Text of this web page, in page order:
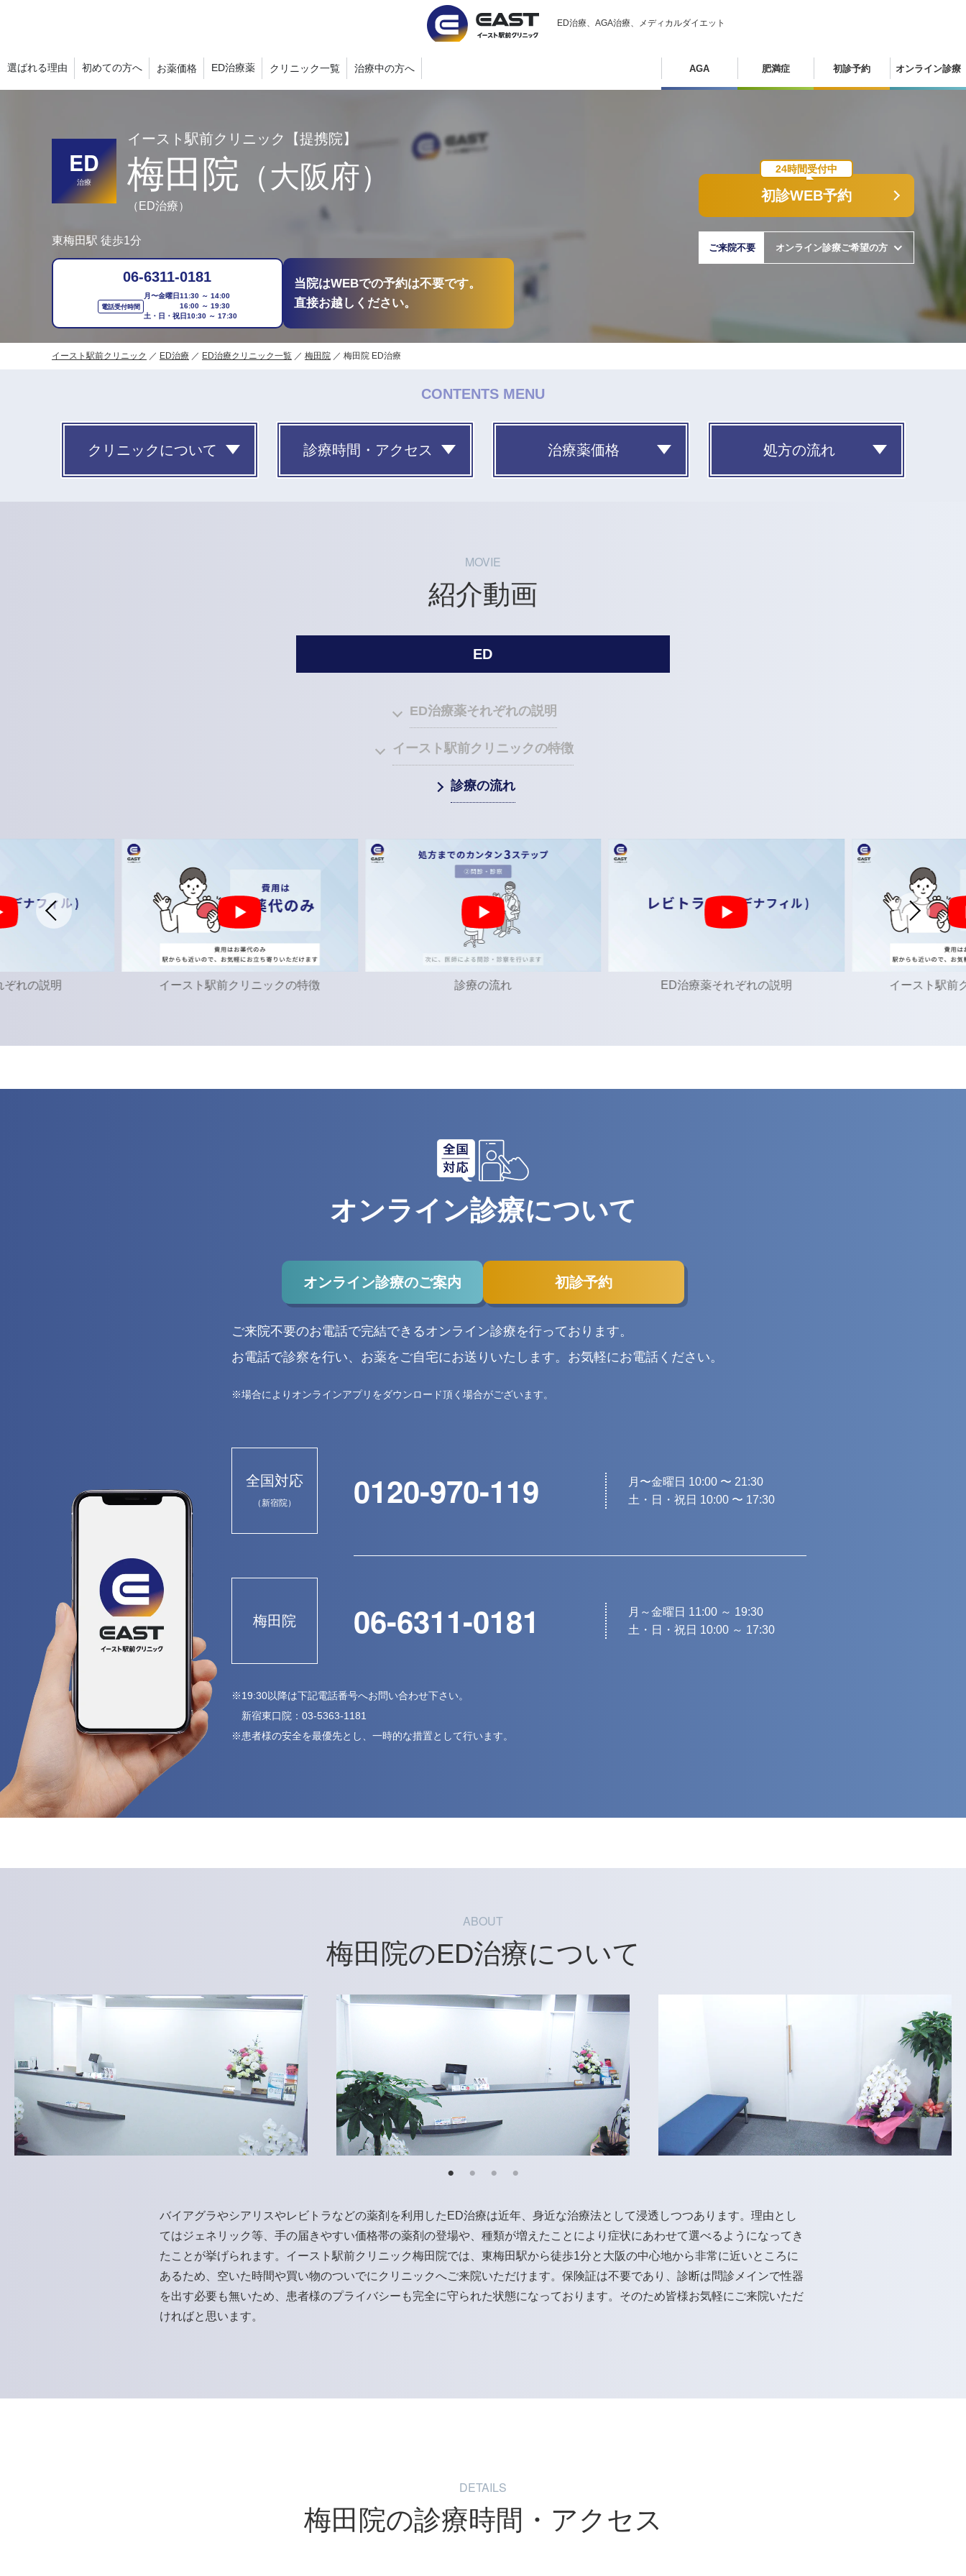
ED治療、AGA治療、 メディカルダイエット
選ばれる理由 初めての方へ お薬価格 ED治療薬 クリニック一覧 治療中の方へ AGA 肥満症 初診予約 オンライン診療
ED
治療
イースト駅前クリニック【提携院】
梅田院 （大阪府）
（ED治療）
東梅田駅 徒歩1分
06-6311-0181
電話受付時間
月〜金曜日11:30 ～ 14:00
16:00 ～ 19:30
土・日・祝日10:30 ～ 17:30
当院はWEBでの予約は不要です。
直接お越しください。
24時間受付中
初診WEB予約
ご来院不要 オンライン診療ご希望の方
イースト駅前クリニック ED治療 ED治療クリニック一覧 梅田院 梅田院 ED治療
CONTENTS MENU
クリニックについて 診療時間・アクセス 治療薬価格 処方の流れ
MOVIE
紹介動画
ED
ED治療薬それぞれの説明
イースト駅前クリニックの特徴
診療の流れ
ぞれの説明 イースト駅前クリニックの特徴 診療の流れ ED治療薬それぞれの説明 イースト駅前
オンライン診療について
オンライン診療のご案内 初診予約
ご来院不要のお電話で完結できるオンライン診療を行っております。
お電話で診察を行い、お薬をご自宅にお送りいたします。お気軽にお電話ください。
※場合によりオンラインアプリをダウンロード頂く場合がございます。
梅田院 06-6311-0181
月～金曜日 11:00 ～ 19:30
土・日・祝日 10:00 ～ 17:30
全国対応
（新宿院） 0120-970-119
月〜金曜日 10:00 〜 21:30
土・日・祝日 10:00 〜 17:30
※19:30以降は下記電話番号へお問い合わせ下さい。
新宿東口院： 03-5363-1181
※患者様の安全を最優先とし、 一時的な措置として行います。
ABOUT
梅田院のED治療について
バイアグラやシアリスやレビトラなどの薬剤を利用したED治療は近年、身近な治療法として浸透しつつあります。理由とし
てはジェネリック等、手の届きやすい価格帯の薬剤の登場や、種類が増えたことにより症状にあわせて選べるようになってき
たことが挙げられます。イースト駅前クリニック梅田院では、東梅田駅から徒歩1分と大阪の中心地から非常に近いところに
あるため、空いた時間や買い物のついでにクリニックへご来院いただけます。保険証は不要であり、診断は問診メインで性器
を出す必要も無いため、患者様のプライバシーも完全に守られた状態になっております。そのため皆様お気軽にご来院いただ
ければと思います。
DETAILS
梅田院の診療時間・アクセス